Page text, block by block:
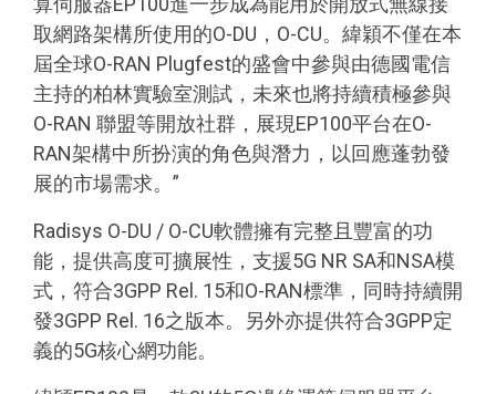
取網路架構所使用的O-DU，O-CU。緯穎不僅在本
屆全球O-RAN Plugfest的盛會中參與由德國電信
主持的柏林實驗室測試，未來也將持續積極參與
O-RAN 聯盟等開放社群，展現EP100平台在O-
RAN架構中所扮演的角色與潛力，以回應蓬勃發
展的市場需求。”
Radisys O-DU / O-CU軟體擁有完整且豐富的功
能，提供高度可擴展性，支援5G NR SA和NSA模
式，符合3GPP Rel. 15和O-RAN標準，同時持續開
發3GPP Rel. 16之版本。另外亦提供符合3GPP定
義的5G核心網功能。